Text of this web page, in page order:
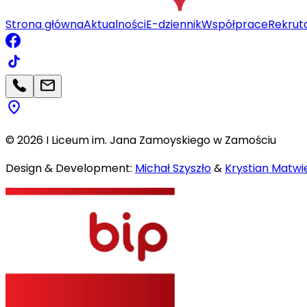
Strona głównaAktualnościE-dziennikWspółprace
©2026 I Liceum im. Jana Zamoyskiego w Zamościu
Design & Development: Michał Szyszło& Krystian